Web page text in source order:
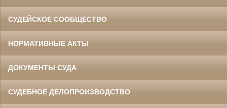
СУДЕЙСКОЕ СООБЩЕСТВО
НОРМАТИВНЫЕ АКТЫ
ДОКУМЕНТЫ СУДА
СУДЕБНОЕ ДЕЛОПРОИЗВОДСТВО